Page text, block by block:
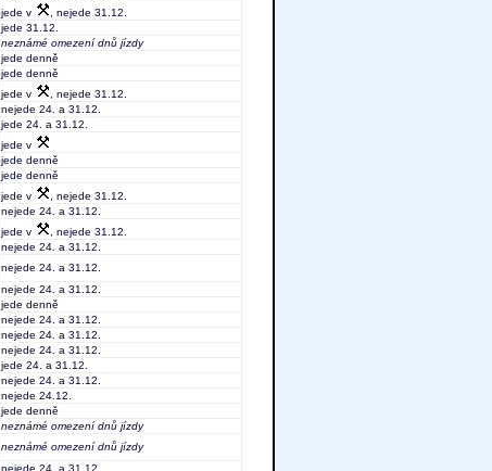
jede v
, nejede 31.12.
jede 31.12.
neznámé omezení dnů jízdy
jede denně
jede denně
jede v
, nejede 31.12.
nejede 24. a 31.12.
jede 24. a 31.12.
jede v
jede denně
jede denně
jede v
, nejede 31.12.
nejede 24. a 31.12.
jede v
, nejede 31.12.
nejede 24. a 31.12.
nejede 24. a 31.12.
nejede 24. a 31.12.
jede denně
nejede 24. a 31.12.
nejede 24. a 31.12.
nejede 24. a 31.12.
jede 24. a 31.12.
nejede 24. a 31.12.
nejede 24.12.
jede denně
neznámé omezení dnů jízdy
neznámé omezení dnů jízdy